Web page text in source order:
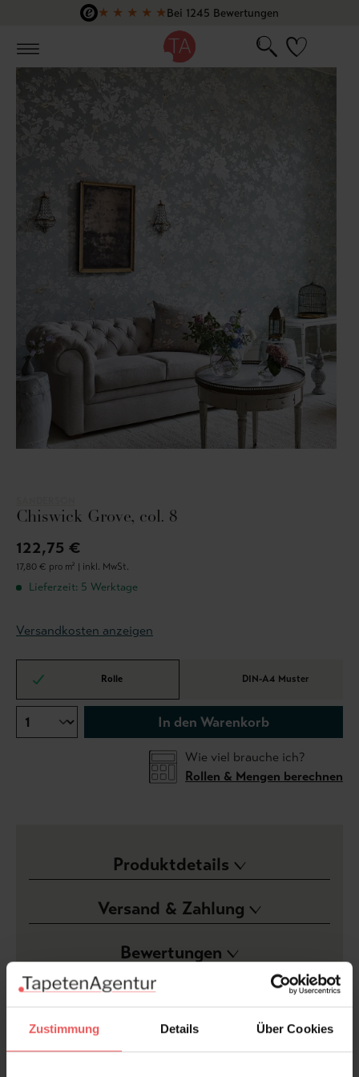
Zustimmung Details Über Cookies
Zum Hauptinhalt springen
★ ★ ★ ★ ★Bei 1245 Bewertungen
Chiswick Grove, col. 8
122,75 €
17,80 € pro m² | inkl. MwSt.
Lieferzeit: 5 Werktage
Versandkosten anzeigen
Rolle DIN-A4 Muster
In den Warenkorb
Wie viel brauche ich?
Rollen & Mengen berechnen
Produktdetails
Versand & Zahlung
Bewertungen